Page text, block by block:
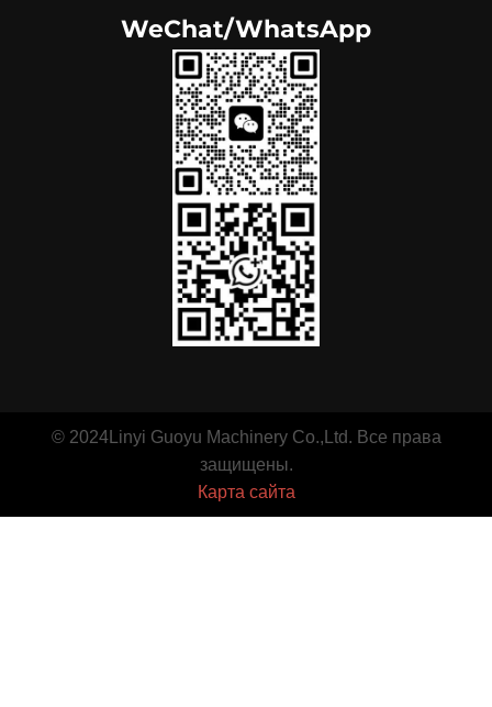
WeChat/WhatsApp
© 2024Linyi Guoyu Machinery Co.,Ltd. Все права
защищены.
Карта сайта